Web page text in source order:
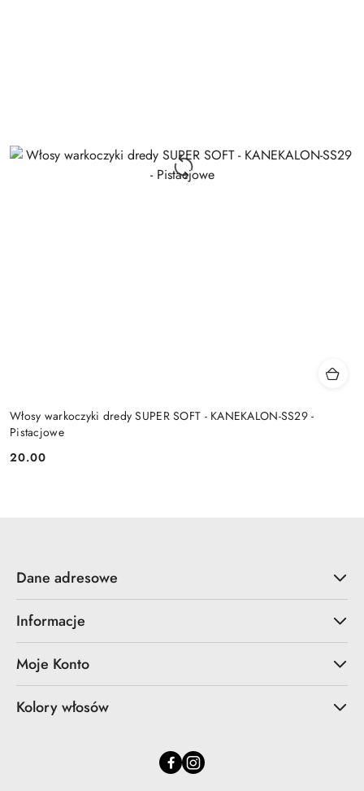
Włosy warkoczyki dredy SUPER SOFT - KANEKALON-SS29 -
Pistacjowe
Cena:
20.00
Dane adresowe
Informacje
Moje Konto
Kolory włosów